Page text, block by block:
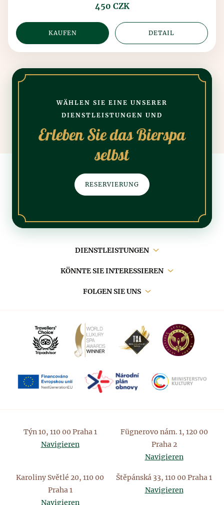
450 CZK
KAUFEN DETAIL
WÄHLEN SIE EINE UNSERER
DIENSTLEISTUNGEN UND
Erleben Sie das Bierspa
selbst
RESERVIERUNG
Hauptnavigation
DIENSTLEISTUNGEN
KÖNNTE SIE INTERESSIEREN
FOLGEN SIE UNS
Týn 10, 110 00 Praha 1
Navigieren
Fügnerovo nám. 1, 120 00
Praha 2
Navigieren
Karoliny Světlé 20, 110 00
Praha 1
Navigieren
Štěpánská 33, 110 00 Praha 1
Navigieren